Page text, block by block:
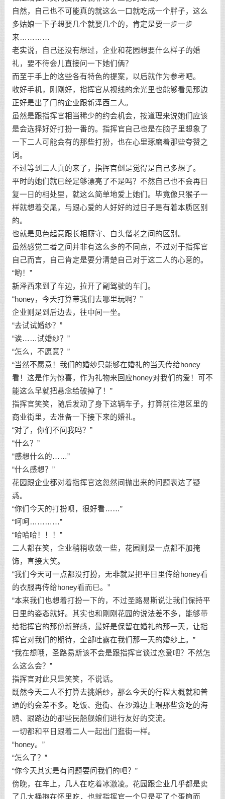
自然，自己也不可能真的就这么一口就吃成一个胖子，这么
多姑娘一下子想娶几个就娶几个的，肯定是要一步一步
来…………
老实说，自己还没有想过，企业和花园想要什么样子的婚
礼，要不待会儿直接问一下她们俩？
而至于手上的这些各有特色的提案，以后就作为参考吧。
收好手机，刚刚好，指挥官从视线的余光里也能够看见那边
正好是出了门的企业跟新泽西二人。
虽然是跟指挥官相当稀少的约会机会，按道理来说她们应该
是会选择好好打扮一番的。指挥官自己也是在脑子里想象了
一下二人可能会有的那些打扮，也在心里琢磨着那些夸赞之
词。
不过等到二人真的来了，指挥官倒是觉得是自己多想了。
平时的她们就已经足够漂亮了不是吗？不然自己也不会再日
复一日的相处里，就这么简单地爱上她们。毕竟像只猴子一
样就想着交尾，与跟心爱的人好好的过日子是有着本质区别
的。
也就是见色起意跟长相厮守、白头偕老之间的区别。
虽然感觉二者之间并非有这么多的不同点，不过对于指挥官
自己而言，自己肯定是要分清楚自己对于这二人的心意的。
“哟！”
新泽西来到了车边，拉开了副驾驶的车门。
“honey，今天打算带我们去哪里玩啊？”
企业则是到后边去，往中间一坐。
“去试试婚纱？”
“诶……试婚纱？”
“怎么，不愿意？”
“当然不愿意！我们的婚纱只能够在婚礼的当天传给honey
看！这是作为惊喜，作为礼物来回应honey对我们的爱！可不
能这么早就把悬念给破掉了！”
指挥官笑笑，随后发动了身下这辆车子，打算前往港区里的
商业街里，去准备一下接下来的婚礼。
“对了，你们不问我吗？”
“什么？”
“感想什么的……”
“什么感想？”
花园跟企业都对着指挥官这忽然间抛出来的问题表达了疑
惑。
“你们今天的打扮呗，很好看……”
“呵呵…………”
“哈哈哈！！！”
二人都在笑，企业稍稍收敛一些，花园则是一点都不加掩
饰，直接大笑。
“我们今天可一点都没打扮，无非就是把平日里传给honey看
的衣服再传给honey看而已。”
“本来我们也想着打扮一下的，不过圣路易斯说让我们保持平
日里的姿态就好。其实也和刚刚花园的说法差不多，能够带
给指挥官的那份新鲜感，最好是保留在婚礼的那一天，让指
挥官对我们的期待，全部吐露在我们那一天的婚纱上。”
“我在想哦，圣路易斯该不会是跟指挥官谈过恋爱吧？不然怎
么这么会？”
指挥官对此只是笑笑，不说话。
既然今天二人不打算去挑婚纱，那么今天的行程大概就和普
通的约会差不多。吃饭、逛街、在沙滩边上喂那些贪吃的海
鸥、跟路边的那些民船舰娘们进行友好的交流。
一切都和平日跟着二人一起出门逛街一样。
“honey。”
“怎么了？”
“你今天其实是有问题要问我们的吧？”
傍晚，在车上，几人在吃着冰激凌。花园跟企业几乎都是卖
了几大桶抱在怀里吃，也就指挥官一个只是买了个蛋筒而